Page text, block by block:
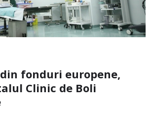
fonduri europene,
Clinic de Boli